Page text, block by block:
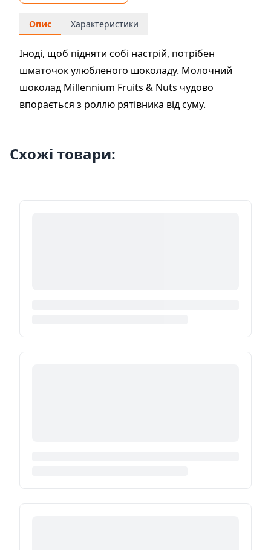
Опис Характеристики
Іноді, щоб підняти собі настрій, потрібен
шматочок улюбленого шоколаду. Молочний
шоколад Millennium Fruits & Nuts чудово
впорається з роллю рятівника від суму.
Схожі товари: